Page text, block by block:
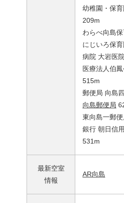
幼稚園・保
209m
わらべ向島
にじいろ保
病院 大岩医
医療法人伯
515m
郵便局 向島
向島郵便局
東向島一郵
銀行 朝日信
531m
最新空室
情報
AR向島